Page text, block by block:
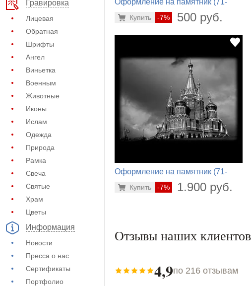
Гравировка
Лицевая
Обратная
Шрифты
Ангел
Виньетка
Военным
Животные
Иконы
Ислам
Одежда
Природа
Рамка
Свеча
Святые
Храм
Цветы
Информация
Новости
Пресса о нас
Сертификаты
Портфолио
Оформление на памятник (71-
-7% 500 руб.
Купить
Оформление на памятник (71-
-7% 1.900 руб.
Купить
Отзывы наших клиентов
4,9по 216 отзывам